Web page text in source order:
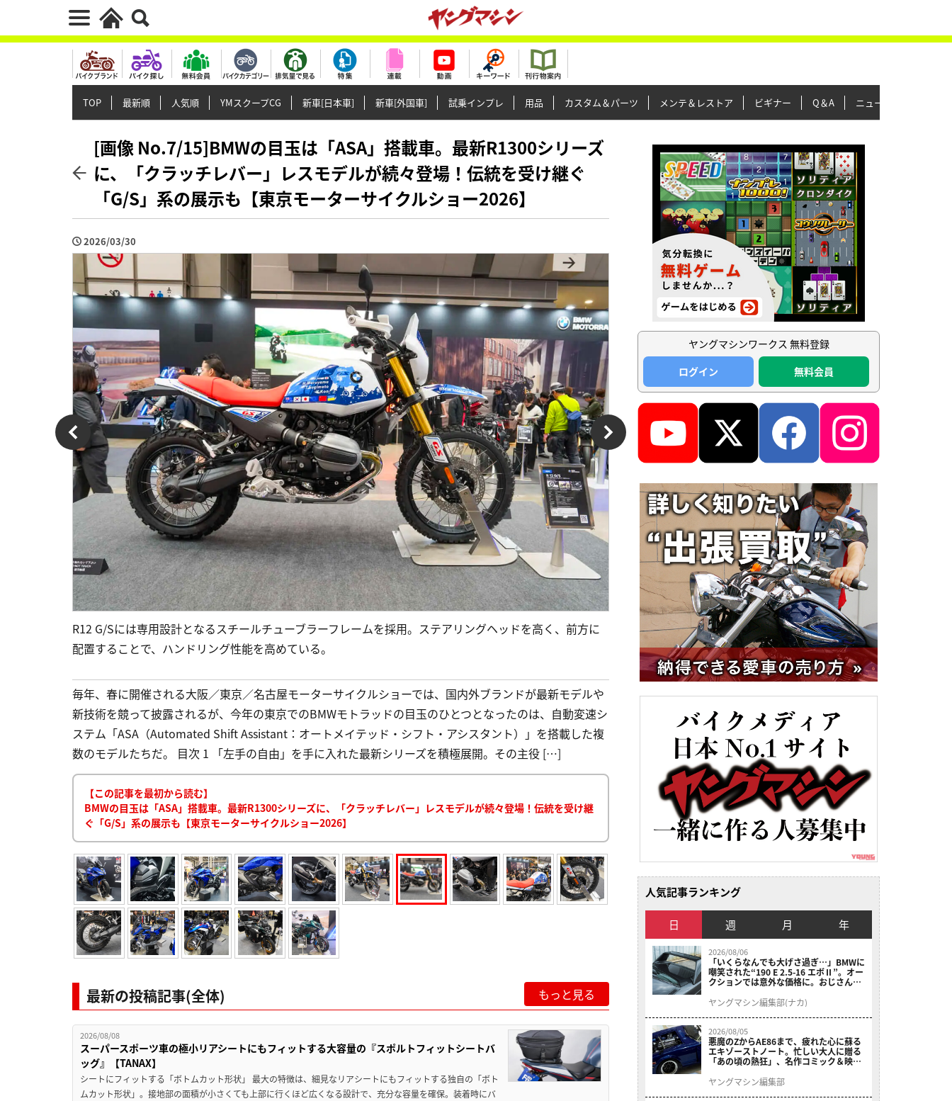
TOP 最新順 人気順 YMスクープCG 新車[日本車] 新車[外国車] 試乗インプレ 用品 カスタム＆パーツ メンテ＆レストア ビギナー Q＆A ニュース＆トピックス
[画像 No.7/15]BMWの目玉は「ASA」搭載車。最新R1300シリーズ
に、「クラッチレバー」レスモデルが続々登場！伝統を受け継ぐ
「G/S」系の展示も【東京モーターサイクルショー2026】
2026/03/30
R12 G/Sには専用設計となるスチールチューブラーフレームを採用。ステアリングヘッドを高く、前方に
配置することで、ハンドリング性能を高めている。
毎年、春に開催される大阪／東京／名古屋モーターサイクルショーでは、国内外ブランドが最新モデルや
新技術を競って披露されるが、今年の東京でのBMWモトラッドの目玉のひとつとなったのは、自動変速シ
ステム「ASA（Automated Shift Assistant：オートメイテッド・シフト・アシスタント）」を搭載した複
数のモデルたちだ。 目次 1 「左手の自由」を手に入れた最新シリーズを積極展開。その主役 […]
【この記事を最初から読む】
BMWの目玉は「ASA」搭載車。最新R1300シリーズに、「クラッチレバー」レスモデルが続々登場！伝統を受け継
ぐ「G/S」系の展示も【東京モーターサイクルショー2026】
最新の投稿記事(全体) もっと見る
2026/08/08
スーパースポーツ車の極小リアシートにもフィットする大容量の『スポルトフィットシートバ
ッグ』【TANAX】
シートにフィットする「ボトムカット形状」 最大の特徴は、細見なリアシートにもフィットする独自の「ボト
ムカット形状」。接地部の面積が小さくても上部に行くほど広くなる設計で、充分な容量を確保。装着時にバ
ヤングマシンワークス 無料登録
ログイン
無料会員
人気記事ランキング
日 週 月 年
2026/08/06
「いくらなんでも大げさ過ぎ…」BMWに
嘲笑された“190 E 2.5-16 エボⅡ”。オー
クションでは意外な価格に。おじさん達
ヤングマシン編集部(ナカ)
2026/08/05
悪魔のZからAE86まで、疲れた心に蘇る
エキゾーストノート。忙しい大人に贈る
「あの頃の熱狂」、名作コミック＆映画
結！
ヤングマシン編集部